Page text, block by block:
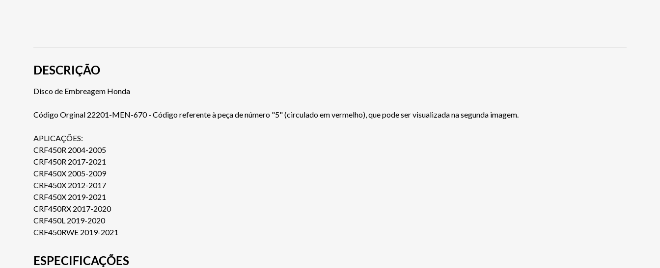
DESCRIÇÃO
Disco de Embreagem Honda
Código Orginal 22201-MEN-670 - Código referente à peça de número "5" (circulado em vermelho), que pode ser visualizada na segunda imagem.
APLICAÇÕES:
CRF450R 2004-2005
CRF450R 2017-2021
CRF450X 2005-2009
CRF450X 2012-2017
CRF450X 2019-2021
CRF450RX 2017-2020
CRF450L 2019-2020
CRF450RWE 2019-2021
ESPECIFICAÇÕES